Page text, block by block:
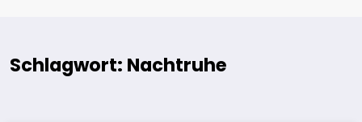
Schlagwort: Nachtruhe